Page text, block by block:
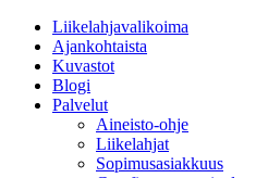
Liikelahjavalikoima
Ajankohtaista
Kuvastot
Blogi
Palvelut
Aineisto-ohje
Liikelahjat
Sopimusasiakkuus